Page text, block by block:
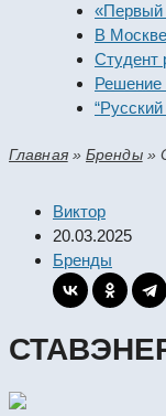
«Первый
В Москве
Студент
Решение
“Русский
Главная»Бренды»
Виктор
20.03.2025
Бренды